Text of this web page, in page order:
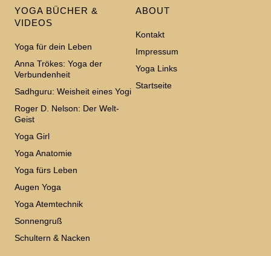
YOGA BÜCHER &
VIDEOS
Yoga für dein Leben
Anna Trökes: Yoga der
Verbundenheit
Sadhguru: Weisheit eines Yogi
Roger D. Nelson: Der Welt-
Geist
Yoga Girl
Yoga Anatomie
Yoga fürs Leben
Augen Yoga
Yoga Atemtechnik
Sonnengruß
Schultern & Nacken
ABOUT
Kontakt
Impressum
Yoga Links
Startseite